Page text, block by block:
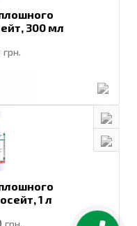
300 мл
грн.
1 л